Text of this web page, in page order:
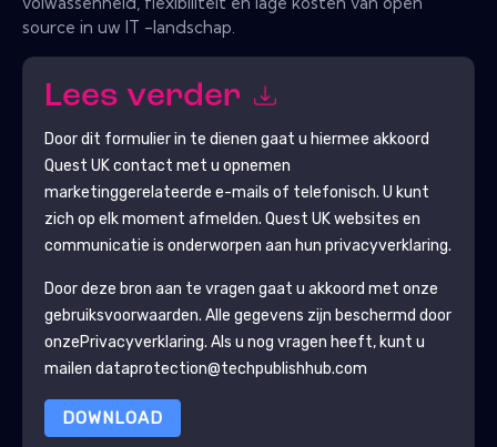
source in uw IT -landschap.
Lees verder
Door dit formulier in te dienen gaat u hiermee akkoord
Quest UKcontact met u opnemen
marketinggerelateerde e-mails of telefonisch. U kunt
zich op elk moment afmelden. Quest UKwebsites en
communicatie is onderworpen aan hun privacyverklaring.
Door deze bron aan te vragen gaat u akkoord met onze
gebruiksvoorwaarden. Alle gegevens zijn beschermd door
onzePrivacyverklaring. Als u nog vragen heeft, kunt u
mailen dataprotection@techpublishhub.com
DOWNLOAD